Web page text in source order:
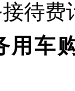
待费
用车